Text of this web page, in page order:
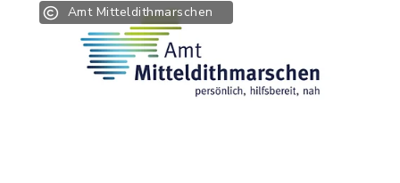
Ansprechpartner für Ihr Anliegen.
Mehr lesen
Amt Mitteldithmarschen